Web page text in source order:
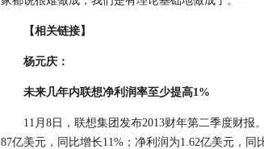
【相关链接】
杨元庆：
未来几年内联想净利润率至少提高1%
11月8日，联想集团发布2013财年第二季度财报
87亿美元，同比增长11%；净利润为1.62亿美元，同